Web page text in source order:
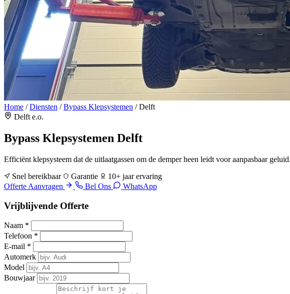
Home / Diensten / Bypass Klepsystemen / Delft
Delft e.o.
Bypass Klepsystemen Delft
Efficiënt klepsysteem dat de uitlaatgassen om de demper heen leidt voor aanpasbaar
Snel bereikbaar
Garantie
10+ jaar ervaring
Offerte Aanvragen
Bel Ons WhatsApp
Vrijblijvende Offerte
Naam *
Telefoon *
E-mail *
Automerk
Model
Bouwjaar